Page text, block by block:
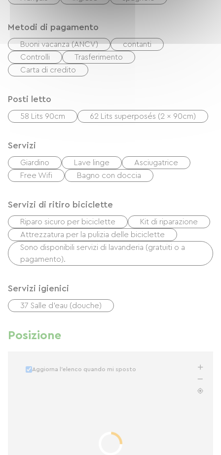
Metodi di pagamento
Buoni vacanza (ANCV)
contanti
Controlli
Trasferimento
Carta di credito
Posti letto
58 Lits 90cm 62 Lits superposés (2 x 90cm)
Servizi
Giardino Lave linge
Asciugatrice
Free Wifi
Bagno con doccia
Servizi di ritiro biciclette
Riparo sicuro per biciclette
Kit di riparazione
Attrezzatura per la pulizia delle biciclette
Sono disponibili servizi di lavanderia (gratuiti o a
pagamento).
Servizi igienici
37 Salle d'eau (douche)
Posizione
Aggiorna l'elenco quando mi sposto